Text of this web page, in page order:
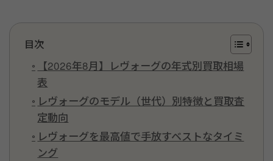
目次
【2026年8月】レヴォーグの年式別買取相場
表
レヴォーグのモデル（世代）別特徴と買取査
定動向
レヴォーグを最高値で手放すベストなタイミ
ング